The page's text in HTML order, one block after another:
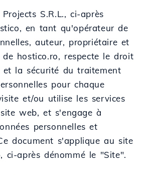
S.R.L., ci-après
en tant qu'opérateur de
auteur, propriétaire et
hostico.ro, respecte le droit
la sécurité du traitement
pour chaque
et/ou utilise les services
web, et s'engage à
personnelles et
document s'applique au site
ci-après dénommé le "Site".